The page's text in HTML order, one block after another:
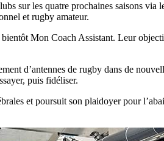
sur les quatre prochaines saisons via
et rugby amateur.
Mon Coach Assistant. Leur
d’antennes de rugby dans de
puis fidéliser.
et poursuit son plaidoyer pour